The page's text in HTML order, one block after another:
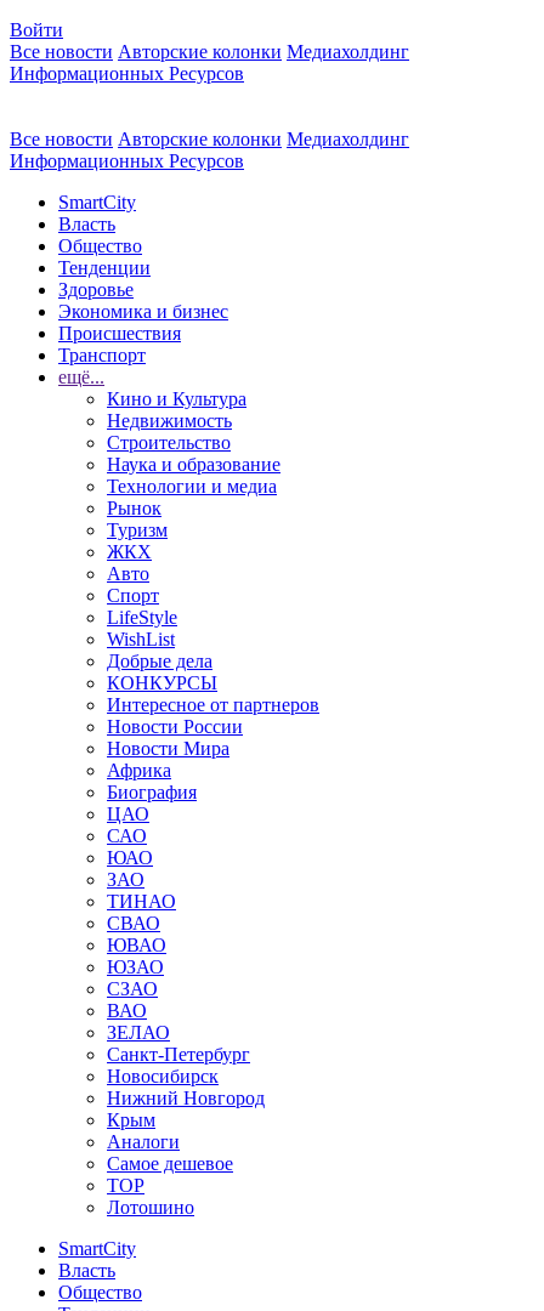
Войти
Все новости Авторские колонки Медиахолдинг
Информационных Ресурсов
Все новости Авторские колонки Медиахолдинг
Информационных Ресурсов
SmartCity
Власть
Общество
Тенденции
Здоровье
Экономика и бизнес
Происшествия
Транспорт
ещё...
Кино и Культура
Недвижимость
Строительство
Наука и образование
Технологии и медиа
Рынок
Туризм
ЖКХ
Авто
Спорт
LifeStyle
WishList
Добрые дела
КОНКУРСЫ
Интересное от партнеров
Новости России
Новости Мира
Африка
Биография
ЦАО
САО
ЮАО
ЗАО
ТИНАО
СВАО
ЮВАО
ЮЗАО
СЗАО
ВАО
ЗЕЛАО
Санкт-Петербург
Новосибирск
Нижний Новгород
Крым
Аналоги
Самое дешевое
TOP
Лотошино
SmartCity
Власть
Общество